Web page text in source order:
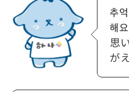
추
해
思
が